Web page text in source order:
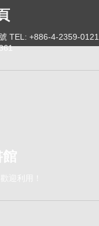
TEL: +886-4-2359-0121
迎利用！